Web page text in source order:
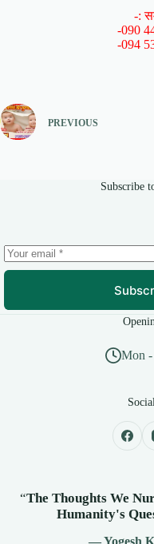
-:
-090
-094
PREVIOUS
Subscribe
Mon
“The Thoughts We
Humanity's